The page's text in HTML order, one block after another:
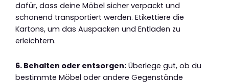
dafür, dass deine Möbel sicher verpackt und
schonend transportiert werden. Etikettiere die
Kartons, um das Auspacken und Entladen zu
erleichtern.
6. Behalten oder entsorgen: Überlege gut, ob du
bestimmte Möbel oder andere Gegenstände